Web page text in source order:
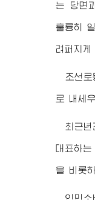
는 당면
훌륭히
려퍼지게
조선
로 내세
최근
대표하
을 비롯
인민